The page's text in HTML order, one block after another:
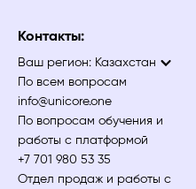
Контакты:
Ваш регион: Казахстан
По всем вопросам
info@unicore.one
По вопросам обучения и
работы с платформой
+7 701 980 53 35
Отдел продаж и работы с